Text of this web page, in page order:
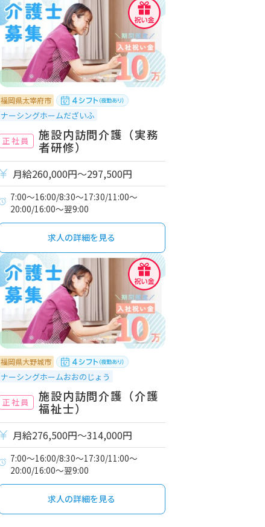
福岡県太宰府市
ナーシングホームだざいふ
正社員
施設内訪問介護（実務
者研修）
月給260,000円〜297,500円
7:00～16:00/8:30～17:30/11:00～
20:00/16:00～翌9:00
求人の詳細を見る
福岡県大野城市
ナーシングホームおおのじょう
正社員
施設内訪問介護（介護
福祉士）
月給276,500円〜314,000円
7:00～16:00/8:30～17:30/11:00～
20:00/16:00～翌9:00
求人の詳細を見る